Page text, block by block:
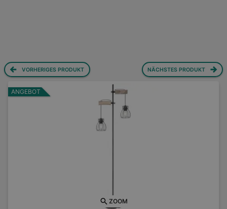
VORHERIGES PRODUKT NÄCHSTES PRODUKT
ZOOM
ANGEBOT